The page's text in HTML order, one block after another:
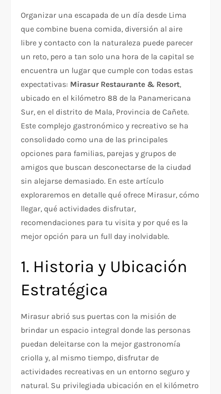
Organizar una escapada de un día desde Lima
que combine buena comida, diversión al aire
libre y contacto con la naturaleza puede parecer
un reto, pero a tan solo una hora de la capital se
encuentra un lugar que cumple con todas estas
expectativas: Mirasur Restaurante & Resort,
ubicado en el kilómetro 88 de la Panamericana
Sur, en el distrito de Mala, Provincia de Cañete.
Este complejo gastronómico y recreativo se ha
consolidado como una de las principales
opciones para familias, parejas y grupos de
amigos que buscan desconectarse de la ciudad
sin alejarse demasiado. En este artículo
exploraremos en detalle qué ofrece Mirasur, cómo
llegar, qué actividades disfrutar,
recomendaciones para tu visita y por qué es la
mejor opción para un full day inolvidable.
1. Historia y Ubicación
Estratégica
Mirasur abrió sus puertas con la misión de
brindar un espacio integral donde las personas
puedan deleitarse con la mejor gastronomía
criolla y, al mismo tiempo, disfrutar de
actividades recreativas en un entorno seguro y
natural. Su privilegiada ubicación en el kilómetro